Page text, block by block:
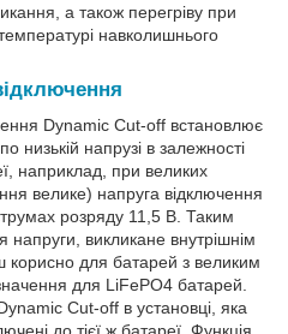
а також перегріву при
навколишнього
Dynamic Cut-off встановлює
низькій напрузі в залежності
наприклад, при великих
велике) напруга відключення
розряду 11,5 В. Таким
напруги, викликане внутрішнім
корисно для батарей з великим
для LiFePO4 батарей.
Cut-off в установці, яка